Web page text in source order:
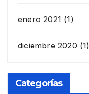
enero 2021 (1)
diciembre 2020 (1)
Categorías